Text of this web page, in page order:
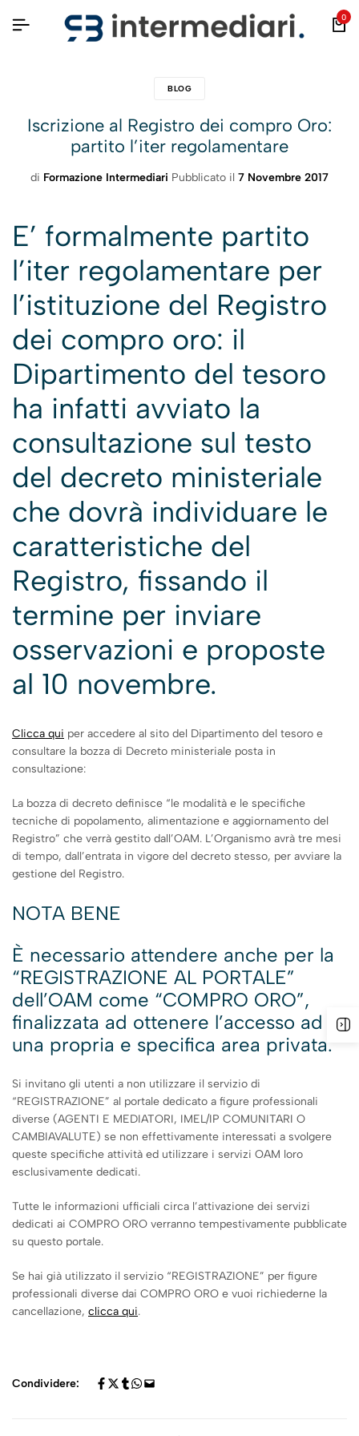
0
BLOG
Iscrizione al Registro dei compro Oro:
partito l’iter regolamentare
di Formazione Intermediari Pubblicato il 7 Novembre 2017
E’ formalmente partito
l’iter regolamentare per
l’istituzione del Registro
dei compro oro: il
Dipartimento del tesoro
ha infatti avviato la
consultazione sul testo
del decreto ministeriale
che dovrà individuare le
caratteristiche del
Registro, fissando il
termine per inviare
osservazioni e proposte
al 10 novembre.
Clicca qui per accedere al sito del Dipartimento del tesoro e
consultare la bozza di Decreto ministeriale posta in
consultazione:
La bozza di decreto definisce “le modalità e le specifiche
tecniche di popolamento, alimentazione e aggiornamento del
Registro” che verrà gestito dall’OAM. L’Organismo avrà tre mesi
di tempo, dall’entrata in vigore del decreto stesso, per avviare la
gestione del Registro.
NOTA BENE
È necessario attendere anche per la
“REGISTRAZIONE AL PORTALE”
dell’OAM come “COMPRO ORO”,
finalizzata ad ottenere l’accesso ad
una propria e specifica area privata.
Si invitano gli utenti a non utilizzare il servizio di
“REGISTRAZIONE” al portale dedicato a figure professionali
diverse (AGENTI E MEDIATORI, IMEL/IP COMUNITARI O
CAMBIAVALUTE) se non effettivamente interessati a svolgere
queste specifiche attività ed utilizzare i servizi OAM loro
esclusivamente dedicati.
Tutte le informazioni ufficiali circa l’attivazione dei servizi
dedicati ai COMPRO ORO verranno tempestivamente pubblicate
su questo portale.
Se hai già utilizzato il servizio “REGISTRAZIONE” per figure
professionali diverse dai COMPRO ORO e vuoi richiederne la
cancellazione, clicca qui.
Condividere: